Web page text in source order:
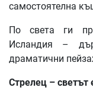
самостоятелна
По света ги
Исландия –
драматични
Стрелец – светът